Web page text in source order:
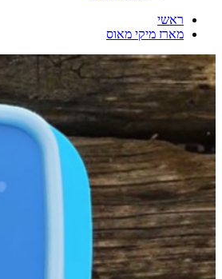
ראשי
מארז מיקי מאוס